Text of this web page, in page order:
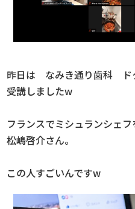
昨日は なみき通り歯科 ド
受講しましたw
フランスでミシュランシェフ
松嶋啓介さん。
この人すごいんですw